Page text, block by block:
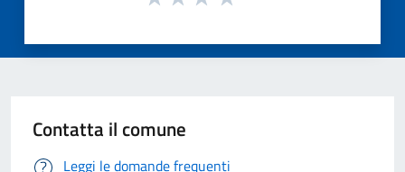
Contatta il comune
Leggi le domande frequenti